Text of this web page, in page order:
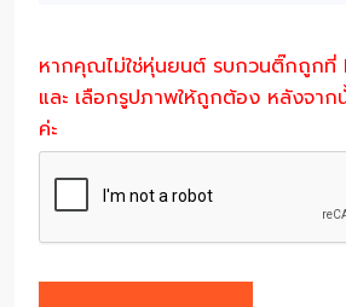
หากคุณไม่ใช่หุ่นยนต์ รบกวนติ๊กถูก
และ เลือกรูปภาพให้ถูกต้อง หลังจา
ค่ะ